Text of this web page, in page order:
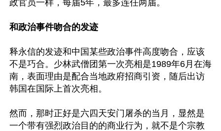
政官员一样，每届5年，最多连任两届。
和政治事件吻合的发迹
释永信的发迹和中国某些政治事件高度吻合，应该
不是巧合。少林武僧团第一次亮相是1989年6月在海
南，表面理由是配合当地政府招商引资，随后出访
韩国在国际上首次亮相。
然而，那时正好是六四天安门屠杀的当月，显然是
一个带有强烈政治目的的商业行为，就不是个宗教